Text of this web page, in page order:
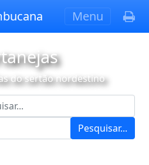
Menu
do sertão nordestino
Pesquisar...